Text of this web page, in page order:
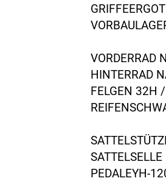
VORDERRAD
HINTERRAD
FELGEN 32H
PEDALEYH-